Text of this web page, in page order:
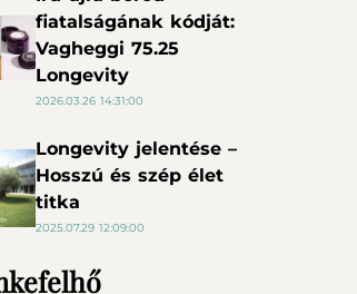
fiatalságának kódját:
Vagheggi 75.25
Longevity
2026.03.26 14:31:00
Longevity jelentése –
Hosszú és szép élet
titka
2025.07.29 12:09:00